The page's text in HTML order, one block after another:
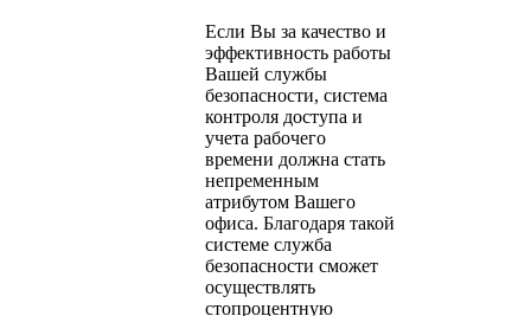
Если Вы за качество и
эффективность работы
Вашей службы
безопасности, система
контроля доступа и
учета рабочего
времени должна стать
непременным
атрибутом Вашего
офиса. Благодаря такой
системе служба
безопасности сможет
осуществлять
стопроцентную